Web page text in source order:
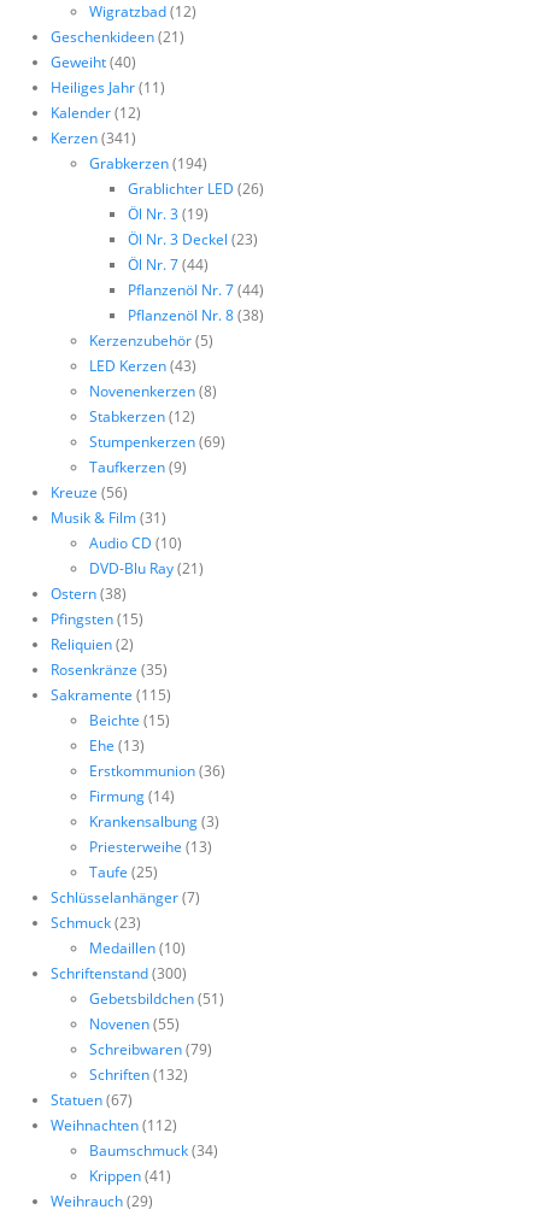
Wigratzbad(12)
Geschenkideen(21)
Geweiht(40)
Heiliges Jahr(11)
Kalender(12)
Kerzen(341)
Grabkerzen(194)
Grablichter LED (26)
Öl Nr. 3(19)
Öl Nr. 3 Deckel (23)
Öl Nr. 7(44)
Pflanzenöl Nr. 7(44)
Pflanzenöl Nr. 8(38)
Kerzenzubehör(5)
LED Kerzen(43)
Novenenkerzen(8)
Stabkerzen(12)
Stumpenkerzen(69)
Taufkerzen(9)
Kreuze (56)
Musik & Film(31)
Audio CD (10)
DVD-Blu Ray(21)
Ostern(38)
Pfingsten(15)
Reliquien(2)
Rosenkränze (35)
Sakramente (115)
Beichte (15)
Ehe (13)
Erstkommunion(36)
Firmung(14)
Krankensalbung(3)
Priesterweihe (13)
Taufe (25)
Schlüsselanhänger(7)
Schmuck(23)
Medaillen(10)
Schriftenstand(300)
Gebetsbildchen(51)
Novenen(55)
Schreibwaren(79)
Schriften(132)
Statuen(67)
Weihnachten(112)
Baumschmuck(34)
Krippen(41)
Weihrauch(29)